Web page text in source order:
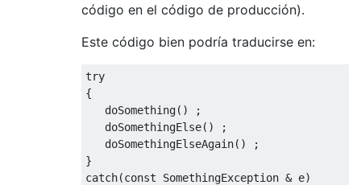
código en el código de producción).
Este código bien podría traducirse en:
try
{
   doSomething() ;
   doSomethingElse() ;
   doSomethingElseAgain() ;
}
catch(const SomethingException & e)